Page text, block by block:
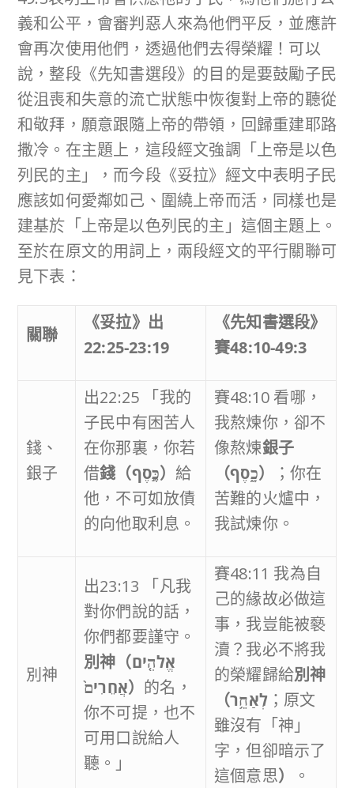
義和公平，會審判惡人來為他們平反，並應許
會再次使用他們，透過他們去得榮耀！可以
說，整段《先知書選段》的目的是要鼓勵子民
從沮喪和失意的流亡狀態中恢復對上帝的聽從
和敬拜，願意跟隨上帝的帶領，回歸重建耶路
撒冷。在主題上，這段經文強調「上帝是以色
列民的主」，而今段《妥拉》經文中表明子民
應該如何愛鄰如己、圍繞上帝而活，同樣也是
建基於「上帝是以色列民的主」這個主題上。
至於在原文的用詞上，兩段經文的平行關聯可
見下表：
關聯
《妥拉》出
22:25-23:19
《先知書選段》
賽48:10-49:3
錢、
銀子
出22:25 「我的
子民中有困苦人
在你那裏，你若
借錢（כֶּ֣סֶף） 給
他，不可如放債
的向他取利息。
賽48:10 看哪，
我熬煉你，卻不
像熬煉銀子
（כָ֑סֶף）
；你在
苦難的火爐中，
我試煉你。
別神
出23:13 「凡我
對你們說的話，
你們都要謹守。
別神（אֱלֹהִ֤ים
אֲחֵרִים֙） 的名，
你不可提，也不
可用口說給人
聽。」
賽48:11 我為自
己的緣故必做這
事，我豈能被褻
瀆？我必不將我
的榮耀歸給別神
（לְאַחֵ֥ר ；原文
雖沒有「神」
字，但卻暗示了
這個意思） 。